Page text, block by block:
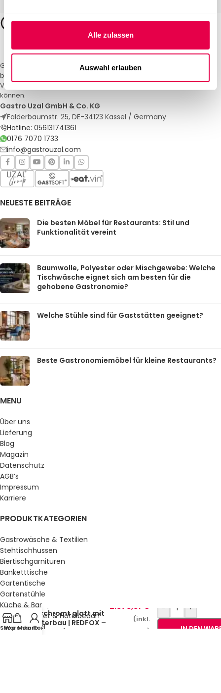
Alle zulassen
Auswahl erlauben
Gastro Uzal – Ihr Spezialist für Gastronomiemöbel und -textilien. Wir
bieten maßgeschneiderte Lösungen für Restaurants, Hotels und
Veranstaltungen. Qualität und Service, auf die Sie sich verlassen
können.
Gastro Uzal GmbH & Co. KG
Falderbaumstr. 25, DE-34123 Kassel / Germany
Hotline: 056131741361
0176 7070 1733
info@gastrouzal.com
NEUESTE BEITRÄGE
Die besten Möbel für Restaurants: Stil und
Funktionalität vereint
Baumwolle, Polyester oder Mischgewebe: Welche
Tischwäsche eignet sich am besten für die
gehobene Gastronomie?
Welche Stühle sind für Gaststätten geeignet?
Beste Gastronomiemöbel für kleine Restaurants?
MENU
Über uns
Lieferung
Blog
Magazin
Datenschutz
AGB’s
Impressum
Karriere
PRODUKTKATEGORIEN
Gastrowäsche & Textilien
Stehtischhussen
Biertischgarnituren
Banketttische
Gartentische
Gartenstühle
Küche & Bar
Service, Buffet & Hotelbedarf
Gastromöbel
Shop
Warenkorb
Mein Konto
Grillplatte 40×51 Gas
verchromt glatt mit
Unterbau | REDFOX –
FTHC 70/40 G
2.378,81 €
(inkl.
MwSt.)
- +
IN DEN